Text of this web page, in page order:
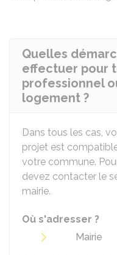
Quelles
effectuer pour
professionnel
logement ?
Dans tous les cas,
projet est
votre commune.
devez contacter le
mairie.
Où s'adresser ?
Mairie